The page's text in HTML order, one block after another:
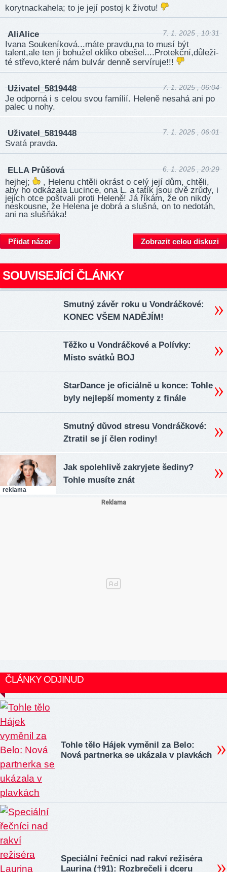
korytnackahela; to je její postoj k životu!
AliAlice 7. 1. 2025 , 10:31
Ivana Soukeníková...máte pravdu,na to musí být
talent,ale ten ji bohužel okliko obešel­....Pr­otek­ční,dů­leži­
té střevo,které nám bulvár denně servíruje!!!
Uživatel_5819448 7. 1. 2025 , 06:04
Je odporná i s celou svou famílií. Heleně nesahá ani po
palec u nohy.
Uživatel_5819448 7. 1. 2025 , 06:01
Svatá pravda.
ELLA Průšová 6. 1. 2025 , 20:29
hejhej;
, Helenu chtěli okrást o celý její dům, chtěli,
aby ho odkázala Lucince, ona L. a tatík jsou dvě zrůdy, i
jejich otce poštvali proti Heleně! Já říkám, že on nikdy
neskousne, že Helena je dobrá a slušná, on to nedotáh,
ani na slušňáka!
Přidat názor Zobrazit celou diskuzi
SOUVISEJÍCÍ ČLÁNKY
Smutný závěr roku u Vondráčkové:
KONEC VŠEM NADĚJÍM!
Těžko u Vondráčkové a Polívky:
Místo svátků BOJ
StarDance je oficiálně u konce: Tohle
byly nejlepší momenty z finále
Smutný důvod stresu Vondráčkové:
Ztratil se jí člen rodiny!
reklama
Jak spolehlivě zakryjete šediny?
Tohle musíte znát
ČLÁNKY ODJINUD
Tohle tělo Hájek vyměnil za Belo:
Nová partnerka se ukázala v plavkách
Speciální řečníci nad rakví režiséra
Laurina (†91): Rozbrečeli i dceru